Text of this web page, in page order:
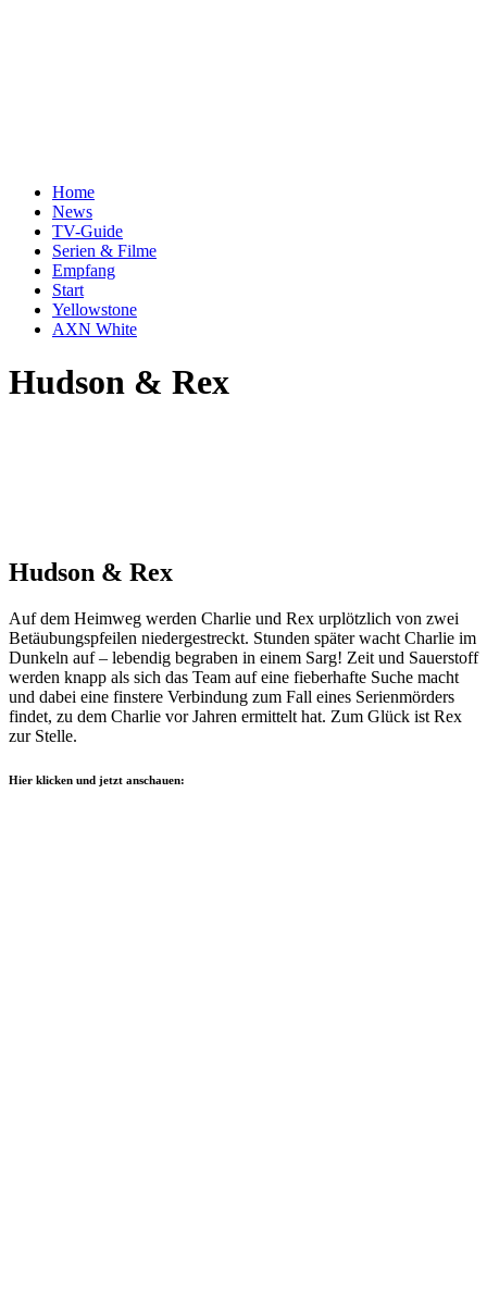
Home
News
TV-Guide
Serien & Filme
Empfang
Start
Yellowstone
AXN White
Hudson & Rex
Hudson & Rex
Auf dem Heimweg werden Charlie und Rex urplötzlich von zwei
Betäubungspfeilen niedergestreckt. Stunden später wacht Charlie im
Dunkeln auf – lebendig begraben in einem Sarg! Zeit und Sauerstoff
werden knapp als sich das Team auf eine fieberhafte Suche macht
und dabei eine finstere Verbindung zum Fall eines Serienmörders
findet, zu dem Charlie vor Jahren ermittelt hat. Zum Glück ist Rex
zur Stelle.
Hier klicken und jetzt anschauen: